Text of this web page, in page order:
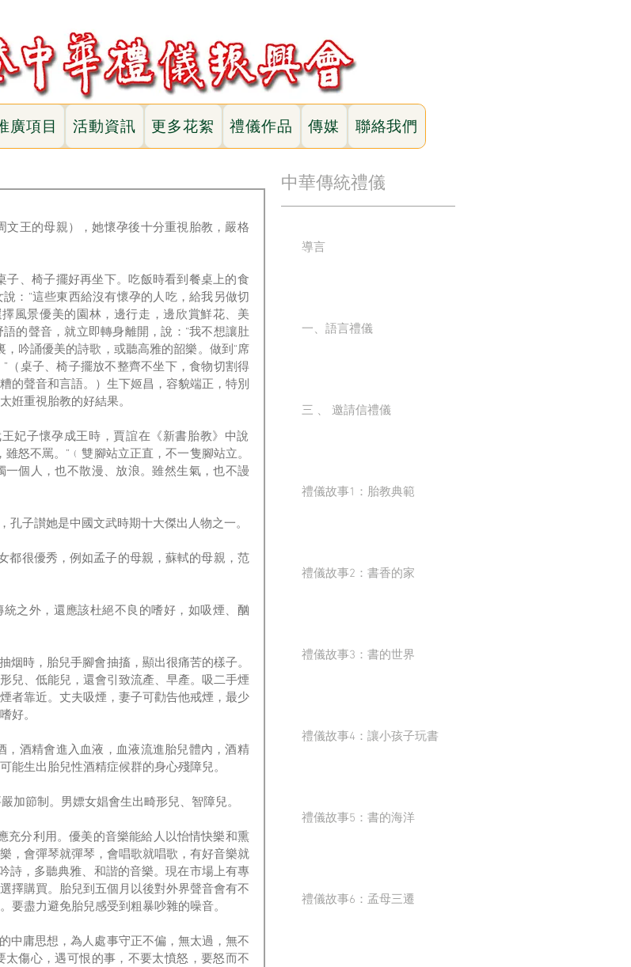
廣項目 活動資訊 更多花絮 禮儀作品 傳媒 聯絡我們
：“這些東西給沒有懷孕的人吃，給我另做切
風景優美的園林，邊行走，邊欣賞鮮花、美
的聲音，就立即轉身離開，說：“我不想讓肚
吟誦優美的詩歌，或聽高雅的韶樂。做到“席
（桌子、椅子擺放不整齊不坐下，食物切割得
的聲音和言語。）生下姬昌，容貌端正，特別
姙重視胎教的好結果。
怒不罵。”﹙雙腳站立正直，不一隻腳站立。
個人，也不散漫、放浪。雖然生氣，也不謾
，孔子讃她是中國文武時期十大傑出人物之一。
兒、低能兒，還會引致流產、早產。吸二手煙
者靠近。丈夫吸煙，妻子可勸告他戒煙，最少
好。
能生出胎兒性酒精症候群的身心殘障兒。
要嚴加節制。男嫖女娼會生出畸形兒、智障兒。
，會彈琴就彈琴，會唱歌就唱歌，有好音樂就
詩，多聽典雅、和諧的音樂。現在市場上有專
擇購買。胎兒到五個月以後對外界聲音會有不
要盡力避免胎兒感受到粗暴吵雜的噪音。
傷心，遇可恨的事，不要太憤怒，要怒而不
中華傳統禮儀
導言
一、語言禮儀
三 、 邀請信禮儀
禮儀故事1：胎教典範
禮儀故事2：書香的家
禮儀故事3：書的世界
禮儀故事4：讓小孩子玩書
禮儀故事5：書的海洋
禮儀故事6：孟母三遷